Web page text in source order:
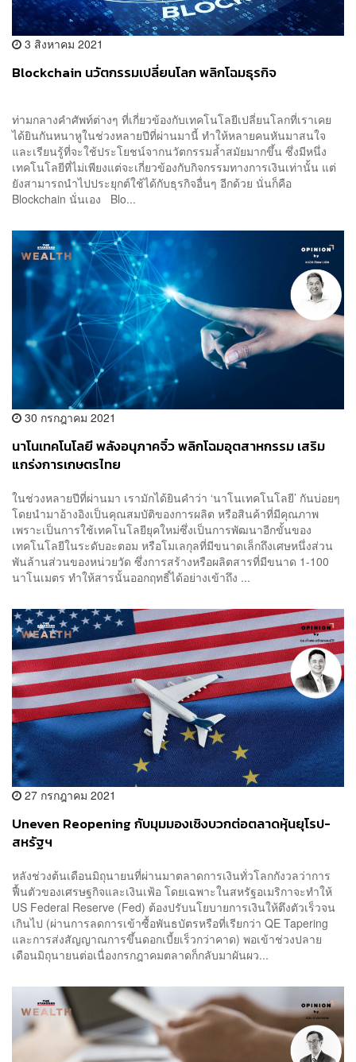
3 สิงหาคม 2021
Blockchain นวัตกรรมเปลี่ยนโลก พลิกโฉมธุรกิจ
ท่ามกลางคำศัพท์ต่างๆ ที่เกี่ยวข้องกับเทคโนโลยีเปลี่ยนโลกที่เราเคย
ได้ยินกันหนาหูในช่วงหลายปีที่ผ่านมานี้ ทำให้หลายคนหันมาสนใจ
และเรียนรู้ที่จะใช้ประโยชน์จากนวัตกรรมล้ำสมัยมากขึ้น ซึ่งมีหนึ่ง
เทคโนโลยีที่ไม่เพียงแต่จะเกี่ยวข้องกับกิจกรรมทางการเงินเท่านั้น แต่
ยังสามารถนำไปประยุกต์ใช้ได้กับธุรกิจอื่นๆ อีกด้วย นั่นก็คือ
Blockchain นั่นเอง Blo...
30 กรกฎาคม 2021
นาโนเทคโนโลยี พลังอนุภาคจิ๋ว พลิกโฉมอุตสาหกรรม เสริม
แกร่งการเกษตรไทย
ในช่วงหลายปีที่ผ่านมา เรามักได้ยินคำว่า ‘นาโนเทคโนโลยี’ กันบ่อยๆ
โดยนำมาอ้างอิงเป็นคุณสมบัติของการผลิต หรือสินค้าที่มีคุณภาพ
เพราะเป็นการใช้เทคโนโลยียุคใหม่ซึ่งเป็นการพัฒนาอีกขั้นของ
เทคโนโลยีในระดับอะตอม หรือโมเลกุลที่มีขนาดเล็กถึงเศษหนึ่งส่วน
พันล้านส่วนของหน่วยวัด ซึ่งการสร้างหรือผลิตสารที่มีขนาด 1-100
นาโนเมตร ทำให้สารนั้นออกฤทธิ์ได้อย่างเข้าถึง ...
27 กรกฎาคม 2021
Uneven Reopening กับมุมมองเชิงบวกต่อตลาดหุ้นยุโรป-
สหรัฐฯ
หลังช่วงต้นเดือนมิถุนายนที่ผ่านมาตลาดการเงินทั่วโลกกังวลว่าการ
ฟื้นตัวของเศรษฐกิจและเงินเฟ้อ โดยเฉพาะในสหรัฐอเมริกาจะทำให้
US Federal Reserve (Fed) ต้องปรับนโยบายการเงินให้ตึงตัวเร็วจน
เกินไป (ผ่านการลดการเข้าซื้อพันธบัตรหรือที่เรียกว่า QE Tapering
และการส่งสัญญาณการขึ้นดอกเบี้ยเร็วกว่าคาด) พอเข้าช่วงปลาย
เดือนมิถุนายนต่อเนื่องกรกฎาคมตลาดก็กลับมาผันผว...